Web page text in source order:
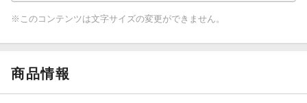
※このコンテンツは文字サイズの変更ができません。
商品情報